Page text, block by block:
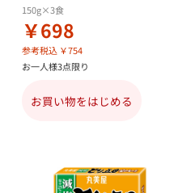
150g×3食
￥698
参考税込 ￥754
お一人様3点限り
お買い物をはじめる